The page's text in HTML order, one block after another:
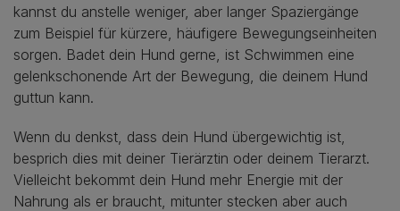
kannst du anstelle weniger, aber langer Spaziergänge
zum Beispiel für kürzere, häufigere Bewegungseinheiten
sorgen. Badet dein Hund gerne, ist Schwimmen eine
gelenkschonende Art der Bewegung, die deinem Hund
guttun kann.
Wenn du denkst, dass dein Hund übergewichtig ist,
besprich dies mit deiner Tierärztin oder deinem Tierarzt.
Vielleicht bekommt dein Hund mehr Energie mit der
Nahrung als er braucht, mitunter stecken aber auch